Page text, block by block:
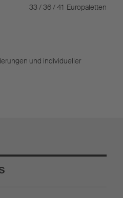
33 / 36 / 41 Europaletten
und individueller